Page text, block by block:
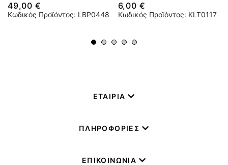
49,00 €
Κωδικός Προϊόντος: LBP0448
6,00 €
Κωδικός Προϊόντος: KLT0117
ΕΤΑΙΡΙΑ
ΠΛΗΡΟΦΟΡΙΕΣ
ΕΠΙΚΟΙΝΩΝΙΑ